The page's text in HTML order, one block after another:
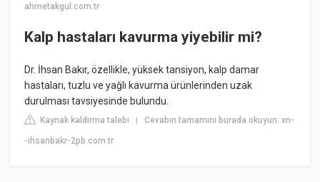
ahmetakgul.com.tr
Kalp hastaları kavurma yiyebilir mi?
Dr. İhsan Bakır, özellikle, yüksek tansiyon, kalp damar
hastaları, tuzlu ve yağlı kavurma ürünlerinden uzak
durulması tavsiyesinde bulundu.
Kaynak kaldırma talebi |Cevabın tamamını burada okuyun: xn-
-ihsanbakr-2pb.com.tr